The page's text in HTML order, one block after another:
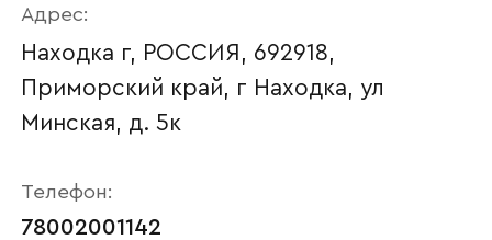
Адрес:
Находка г, РОССИЯ, 692918,
Приморский край, г Находка, ул
Минская, д. 5к
Телефон:
78002001142